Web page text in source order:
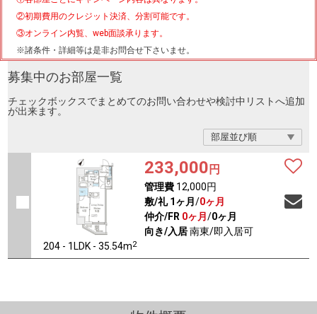
②初期費用のクレジット決済、分割可能です。
③オンライン内覧、web面談承ります。
※諸条件・詳細等は是非お問合せ下さいませ。
募集中のお部屋一覧
チェックボックスでまとめてのお問い合わせや検討中リストへ追加
が出来ます。
204 - 1LDK - 35.54m2
233,000 円
管理費12,000円
敷/礼 1ヶ月 /0ヶ月
仲介/FR 0ヶ月 /0ヶ月
向き/入居南東/即入居可